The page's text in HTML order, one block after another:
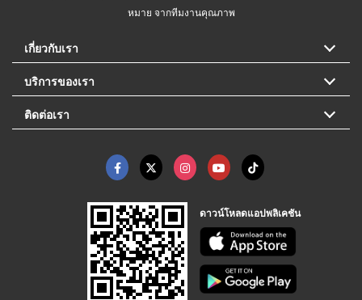
หมาย จากทีมงานคุณภาพ
เกี่ยวกับเรา
บริการของเรา
ติดต่อเรา
ดาวน์โหลดแอปพลิเคชัน